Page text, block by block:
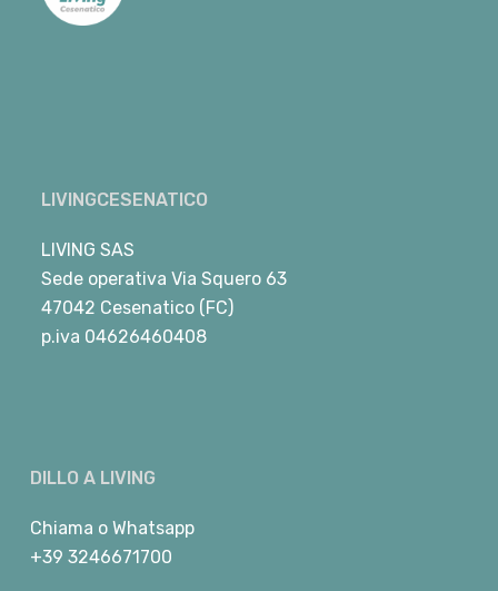
LIVINGCESENATICO
LIVING SAS
Sede operativa Via Squero 63
47042 Cesenatico (FC)
p.iva 04626460408
DILLO A LIVING
Chiama o Whatsapp
+39 3246671700